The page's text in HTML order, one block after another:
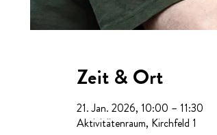
Zeit & Ort
21. Jan. 2026, 10:00 – 11:30
Aktivitätenraum, Kirchfeld 1